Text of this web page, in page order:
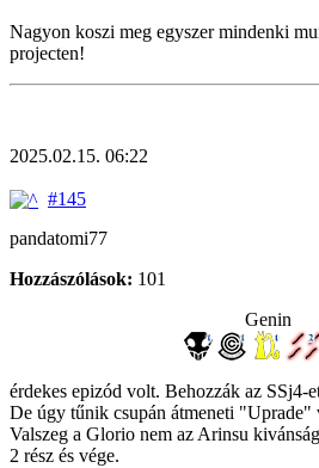
Nagyon koszi meg egyszer mindenki
projecten!
2025.02.15. 06:22
#145
pandatomi77
Hozzászólások: 101
Genin
érdekes epizód volt. Behozzák az SSj4-
De úgy tűnik csupán átmeneti "Uprade"
Valszeg a Glorio nem az Arinsu
2 rész és vége.